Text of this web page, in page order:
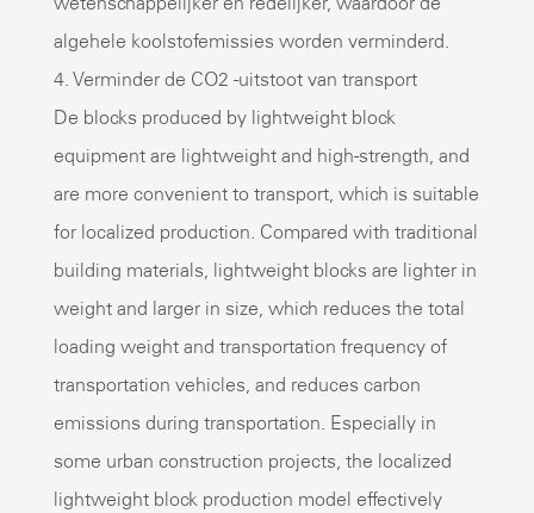
algehele koolstofemissies worden verminderd.
4. Verminder de CO2 -uitstoot van transport
De blocks produced by lightweight block
equipment are lightweight and high-strength, and
are more convenient to transport, which is suitable
for localized production. Compared with traditional
building materials, lightweight blocks are lighter in
weight and larger in size, which reduces the total
loading weight and transportation frequency of
transportation vehicles, and reduces carbon
emissions during transportation. Especially in
some urban construction projects, the localized
lightweight block production model effectively